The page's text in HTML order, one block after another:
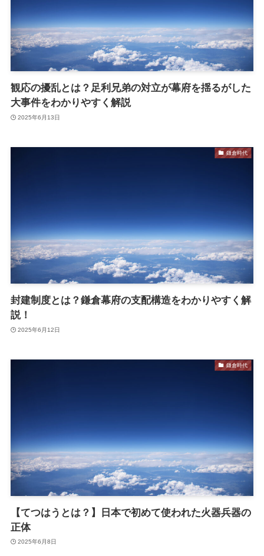
観応の擾乱とは？足利兄弟の対立が幕府を揺るがした
大事件をわかりやすく解説
2025年6月13日
鎌倉時代
封建制度とは？鎌倉幕府の支配構造をわかりやすく解
説！
2025年6月12日
鎌倉時代
【てつはうとは？】日本で初めて使われた火器兵器の
正体
2025年6月8日